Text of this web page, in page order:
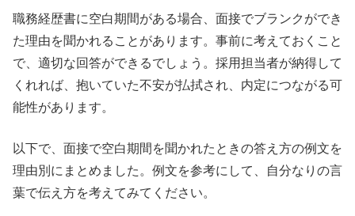
職務経歴書に空白期間がある場合、面接でブランクができ
た理由を聞かれることがあります。事前に考えておくこと
で、適切な回答ができるでしょう。採用担当者が納得して
くれれば、抱いていた不安が払拭され、内定につながる可
能性があります。
以下で、面接で空白期間を聞かれたときの答え方の例文を
理由別にまとめました。例文を参考にして、自分なりの言
葉で伝え方を考えてみてください。